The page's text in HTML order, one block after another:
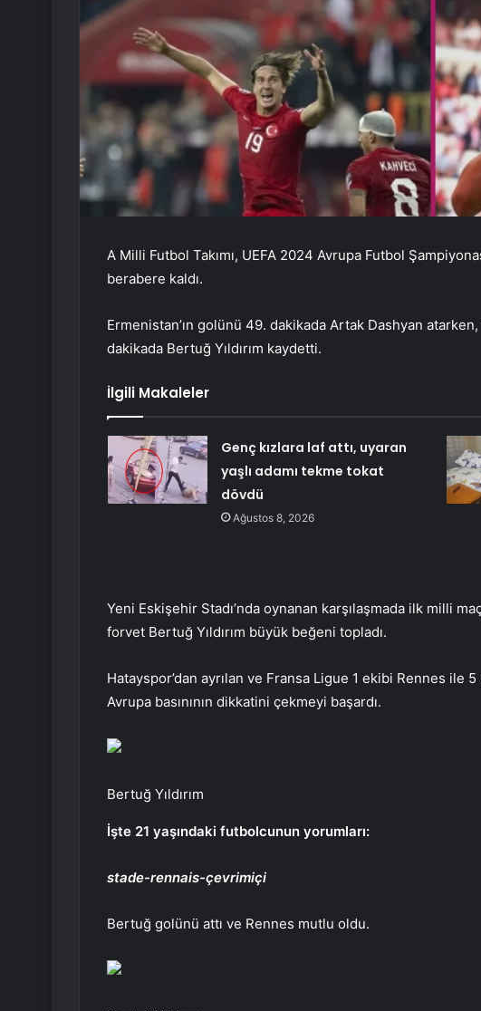
A Milli Futbol Takımı, UEFA 2024 Avrupa Futbol
berabere kaldı.
Ermenistan’ın golünü 49. dakikada Artak Dashyan
dakikada Bertuğ Yıldırım kaydetti.
İlgili Makaleler
Genç kızlara laf attı, uyaran
yaşlı adamı tekme tokat
dövdü
Ağustos 8, 2026
Yeni Eskişehir Stadı’nda oynanan karşılaşmada ilk milli
forvet Bertuğ Yıldırım büyük beğeni topladı.
Hatayspor’dan ayrılan ve Fransa Ligue 1 ekibi Rennes ile
Avrupa basınının dikkatini çekmeyi başardı.
Bertuğ Yıldırım
İşte 21 yaşındaki futbolcunun yorumları:
stade-rennais-çevrimiçi
Bertuğ golünü attı ve Rennes mutlu oldu.